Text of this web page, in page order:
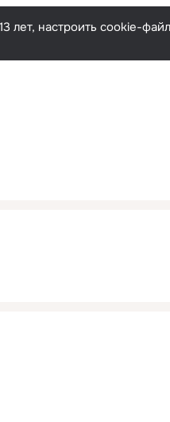
Русский
лет, настроить cookie-